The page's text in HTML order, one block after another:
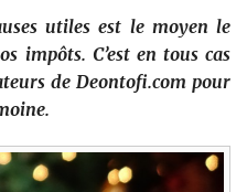
utiles est le moyen le
impôts. C’est en tous cas
de Deontofi.com pour